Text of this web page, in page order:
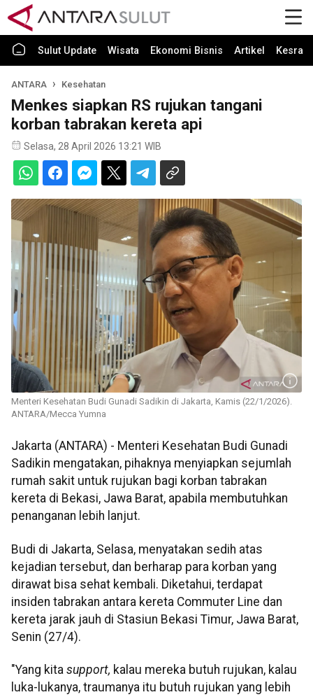
Sulut Update Wisata Ekonomi Bisnis Artikel Kesra
ANTARA Kesehatan
Menkes siapkan RS rujukan tangani
korban tabrakan kereta api
Selasa, 28 April 2026 13:21 WIB
Menteri Kesehatan Budi Gunadi Sadikin di Jakarta, Kamis (22/1/2026).
ANTARA/Mecca Yumna
Jakarta (ANTARA) - Menteri Kesehatan Budi Gunadi
Sadikin mengatakan, pihaknya menyiapkan sejumlah
rumah sakit untuk rujukan bagi korban tabrakan
kereta di Bekasi, Jawa Barat, apabila membutuhkan
penanganan lebih lanjut.
Budi di Jakarta, Selasa, menyatakan sedih atas
kejadian tersebut, dan berharap para korban yang
dirawat bisa sehat kembali. Diketahui, terdapat
insiden tabrakan antara kereta Commuter Line dan
kereta jarak jauh di Stasiun Bekasi Timur, Jawa Barat,
Senin (27/4).
"Yang kita support, kalau mereka butuh rujukan, kalau
luka-lukanya, traumanya itu butuh rujukan yang lebih